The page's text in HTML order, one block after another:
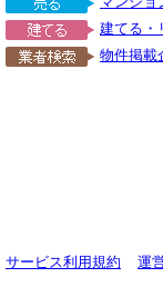
建てる・
物件掲載
サービス利用規約 運